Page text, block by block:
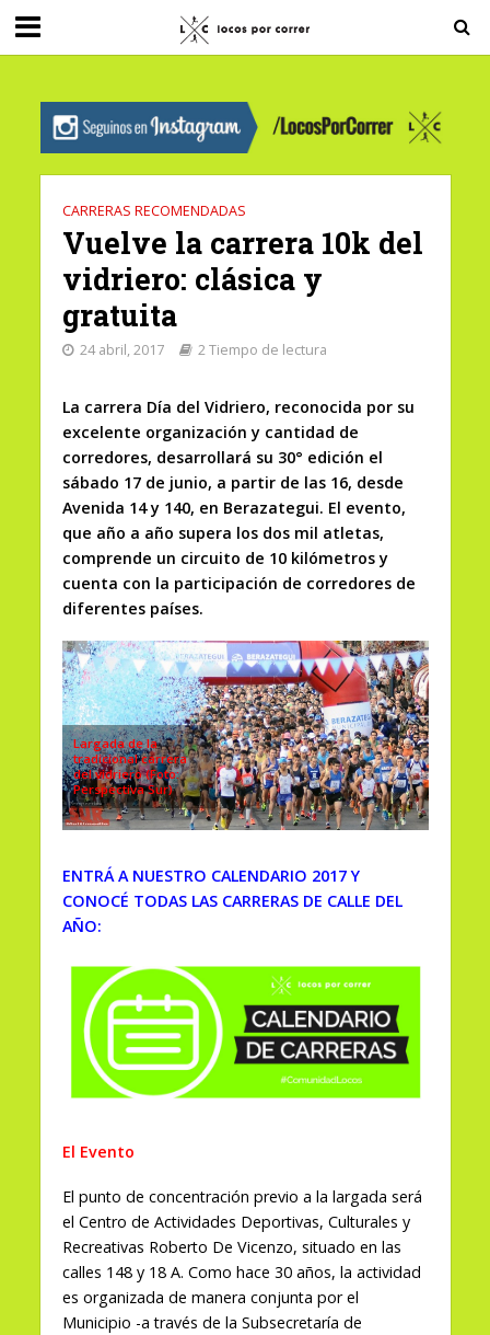
G-0X2PD3RFLV
CARRERAS RECOMENDADAS
Vuelve la carrera 10k del
vidriero: clásica y
gratuita
24 abril, 2017 2 Tiempo de lectura
La carrera Día del Vidriero, reconocida por su
excelente organización y cantidad de
corredores, desarrollará su 30° edición el
sábado 17 de junio, a partir de las 16, desde
Avenida 14 y 140, en Berazategui. El evento,
que año a año supera los dos mil atletas,
comprende un circuito de 10 kilómetros y
cuenta con la participación de corredores de
diferentes países.
Largada de la
tradicional carrera
del vidriero (Foto:
Perspectiva Sur)
ENTRÁ A NUESTRO CALENDARIO 2017 Y
CONOCÉ TODAS LAS CARRERAS DE CALLE DEL
AÑO:
El Evento
El punto de concentración previo a la largada será
el Centro de Actividades Deportivas, Culturales y
Recreativas Roberto De Vicenzo, situado en las
calles 148 y 18 A. Como hace 30 años, la actividad
es organizada de manera conjunta por el
Municipio -a través de la Subsecretaría de